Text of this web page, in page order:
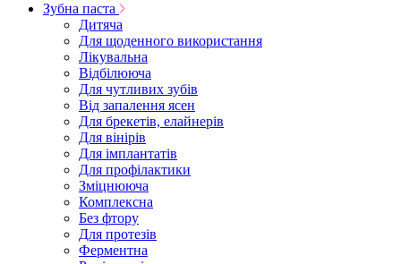
Зубна паста
Дитяча
Для щоденного використання
Лікувальна
Відбілююча
Для чутливих зубів
Від запалення ясен
Для брекетів, елайнерів
Для вінірів
Для імплантатів
Для профілактики
Зміцнююча
Комплексна
Без фтору
Для протезів
Ферментна